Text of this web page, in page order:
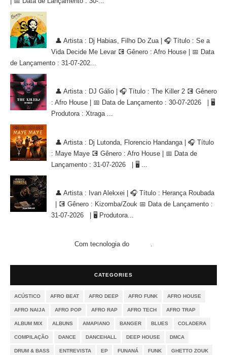
👤 Artista : Dj Habias, Filho Do Zua | 🎧 Título : Se a
Vida Decide Me Levar 💽 Gênero : Afro House | 📅 Data
de Lançamento : 31-07-202...
👤 Artista : DJ Gálio | 🎧 Título : The Killer 2 💽 Gênero
: Afro House | 📅 Data de Lançamento : 30-07-2026 | 🖥
Produtora : Xtraga ...
👤 Artista : Dj Lutonda, Florencio Handanga | 🎧 Título
: Maye Maye 💽 Gênero : Afro House | 📅 Data de
Lançamento : 31-07-2026 | 🖥 ...
👤 Artista : Ivan Alekxei | 🎧 Título : Herança Roubada
| 💽 Gênero : Kizomba/Zouk 📅 Data de Lançamento :
31-07-2026 | 🖥 Produtora...
Com tecnologia do .
CATEGORIES
ACÚSTICO AFRO BEAT AFRO DEEP AFRO FUNK AFRO HOUSE
AFRO NAIJA AFRO POP AFRO RAP AFRO TECH AFRO TRAP
ALBUM MIX ALBUNS AMAPIANO BANGER BLUES COLADERA
COMPILAÇÃO DANCE DANCEHALL DEEP HOUSE DMCA
DRUM & BASS ENTREVISTA EP FUNANÁ FUNK GHETTO ZOUK